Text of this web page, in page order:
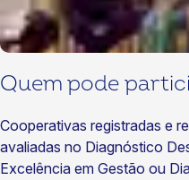
Quem pode
Cooperativas registradas e
avaliadas no Diagnóstico
Excelência em Gestão ou